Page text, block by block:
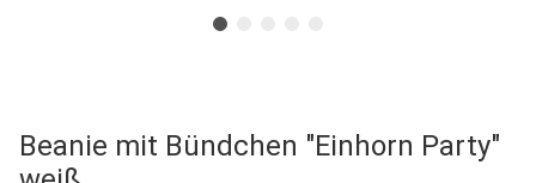
Beanie mit Bündchen "Einhorn Party"